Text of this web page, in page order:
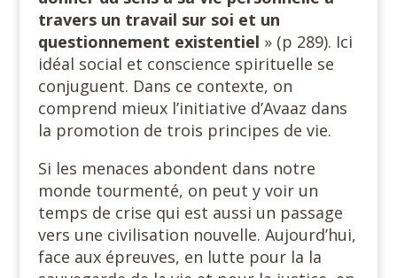
travers un travail sur soi et un
questionnement existentiel » (p 289). Ici
idéal social et conscience spirituelle se
conjuguent. Dans ce contexte, on
comprend mieux l’initiative d’Avaaz dans
la promotion de trois principes de vie.
Si les menaces abondent dans notre
monde tourmenté, on peut y voir un
temps de crise qui est aussi un passage
vers une civilisation nouvelle. Aujourd’hui,
face aux épreuves, en lutte pour la la